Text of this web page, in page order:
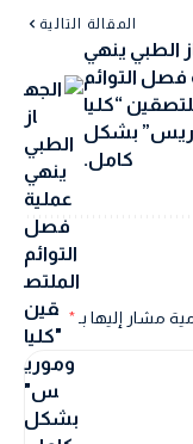
المقالة التالية
الطبي ينهي
فصل التوائم
“كليا
بشكل
كامل.
مشار إليها بـ*